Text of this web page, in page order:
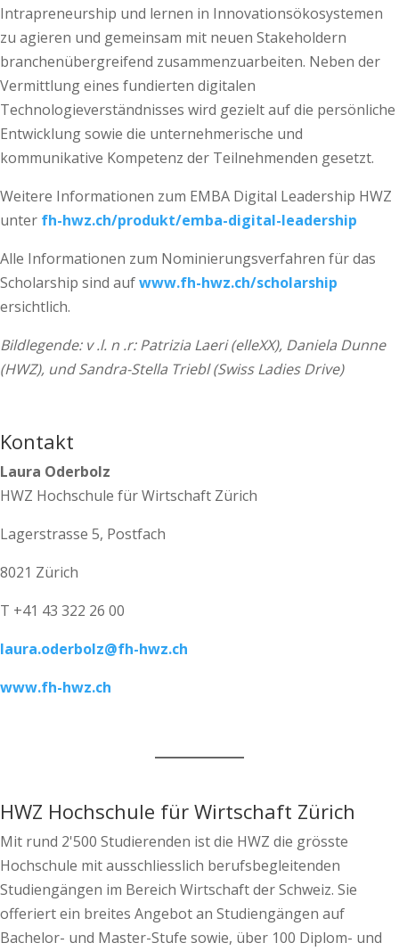
Intrapreneurship und lernen in Innovationsökosystemen
zu agieren und gemeinsam mit neuen Stakeholdern
branchenübergreifend zusammenzuarbeiten. Neben der
Vermittlung eines fundierten digitalen
Technologieverständnisses wird gezielt auf die persönliche
Entwicklung sowie die unternehmerische und
kommunikative Kompetenz der Teilnehmenden gesetzt.
Weitere Informationen zum EMBA Digital Leadership HWZ
unter fh-hwz.ch/produkt/emba-digital-leadership
Alle Informationen zum Nominierungsverfahren für das
Scholarship sind aufwww.fh-hwz.ch/scholarship
ersichtlich.
Bildlegende: v .l. n .r: Patrizia Laeri (elleXX), Daniela Dunne
(HWZ), und Sandra-Stella Triebl (Swiss Ladies Drive)
Kontakt
Laura Oderbolz
HWZ Hochschule für Wirtschaft Zürich
Lagerstrasse 5, Postfach
8021 Zürich
T +41 43 322 26 00
laura.oderbolz@fh-hwz.ch
www.fh-hwz.ch
HWZ Hochschule für Wirtschaft Zürich
Mit rund 2'500 Studierenden ist die HWZ die grösste
Hochschule mit ausschliesslich berufsbegleitenden
Studiengängen im Bereich Wirtschaft der Schweiz. Sie
offeriert ein breites Angebot an Studiengängen auf
Bachelor- und Master-Stufe sowie, über 100 Diplom- und